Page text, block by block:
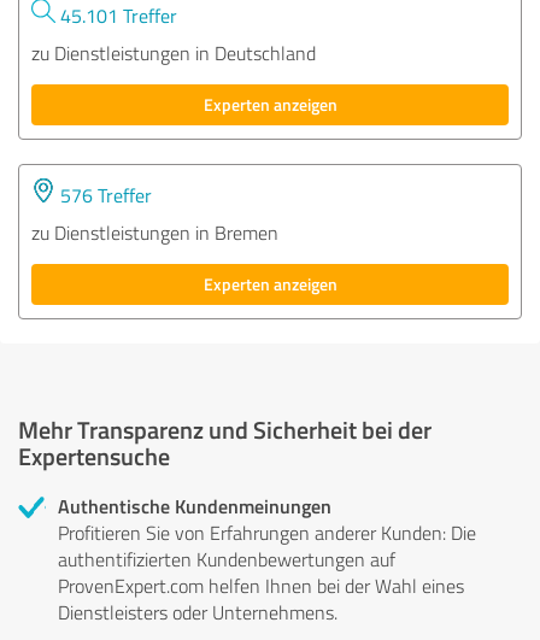
45.101 Treffer
zu Dienstleistungen in Deutschland
Experten anzeigen
576 Treffer
zu Dienstleistungen in Bremen
Experten anzeigen
Mehr Transparenz und Sicherheit bei der
Expertensuche
Authentische Kundenmeinungen
Profitieren Sie von Erfahrungen anderer Kunden: Die
authentifizierten Kundenbewertungen auf
ProvenExpert.com helfen Ihnen bei der Wahl eines
Dienstleisters oder Unternehmens.